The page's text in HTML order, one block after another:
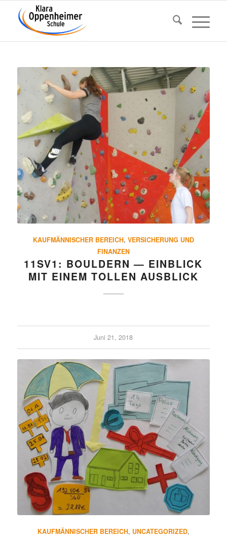
KAUFMÄNNISCHER BEREICH, VERSICHERUNG UND
FINANZEN
11SV1: BOULDERN — EINBLICK
MIT EINEM TOLLEN AUSBLICK
Juni 21, 2018
KAUFMÄNNISCHER BEREICH, UNCATEGORIZED,